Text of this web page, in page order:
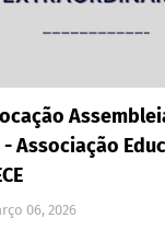
Associação
06, 2026